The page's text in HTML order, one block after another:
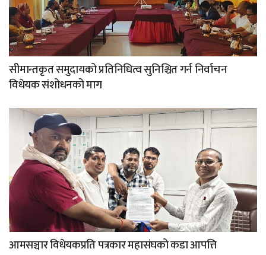
सीमान्तकृत समुदायको प्रतिनिधित्व सुनिश्चित गर्न निर्वाचन
विधेयक संशोधनको माग
आमसञ्चार विधेयकप्रति पत्रकार महासंघको कडा आपत्ति